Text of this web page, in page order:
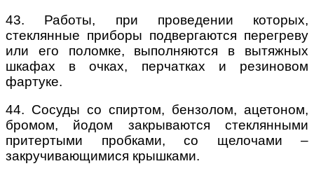
43. Работы, при проведении которых,
стеклянные приборы подвергаются перегреву
или его поломке, выполняются в вытяжных
шкафах в очках, перчатках и резиновом
фартуке.
44. Сосуды со спиртом, бензолом, ацетоном,
бромом, йодом закрываются стеклянными
притертыми пробками, со щелочами –
закручивающимися крышками.